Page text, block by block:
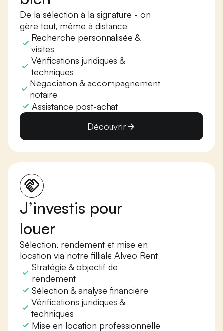
De la sélection à la signature - on
gère tout, même à distance
Recherche personnalisée &
visites
Vérifications juridiques &
techniques
Négociation & accompagnement
notaire
Assistance post-achat
Découvrir
J’investis pour
louer
Sélection, rendement et mise en
location via notre filliale Alveo Rent
Stratégie & objectif de
rendement
Sélection & analyse financière
Vérifications juridiques &
techniques
Mise en location professionnelle